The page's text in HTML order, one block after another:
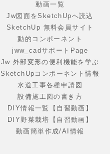
動画一覧
Jw図面をSketchUpへ読込
SketchUp 無料会員サイト
動的コンポーネント
jww_cadサポートPage
Jw 外部変形の便利機能を学ぶ
SketchUpコンポーネント情報
水道工事各種申請図
設備施工図の書き方
DIY情報一覧【自習動画】
DIY野菜栽培【自習動画】
動画簡単作成/AI情報